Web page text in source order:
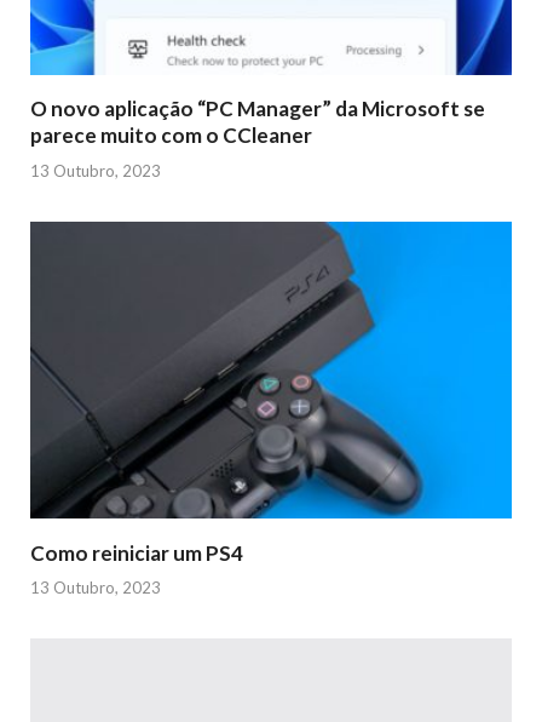
O novo aplicação “PC Manager” da Microsoft se
parece muito com o CCleaner
13 Outubro, 2023
Como reiniciar um PS4
13 Outubro, 2023